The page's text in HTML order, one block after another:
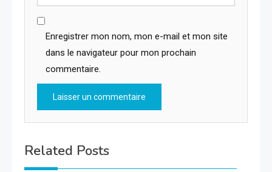
Enregistrer mon nom, mon e-mail et mon site
dans le navigateur pour mon prochain
commentaire.
Related Posts